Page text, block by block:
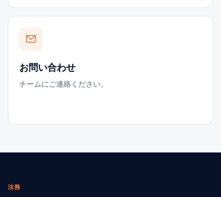
お問い合わせ
チームにご連絡ください。
法務